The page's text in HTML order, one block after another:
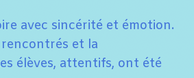
avec sincérité et émotion.
et la
élèves, attentifs, ont été